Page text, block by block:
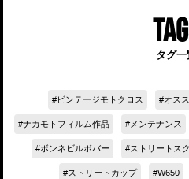
タグ一
ビンテージモトクロス オス
ナカモトフィルム作品 メンテナンス
ボンネビルボバー ストリートス
ストリートカップ W650